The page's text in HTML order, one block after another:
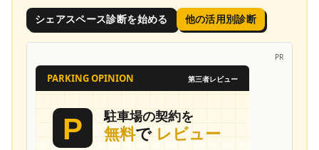
シェアスペース診断を始める 他の活用別診断
PR